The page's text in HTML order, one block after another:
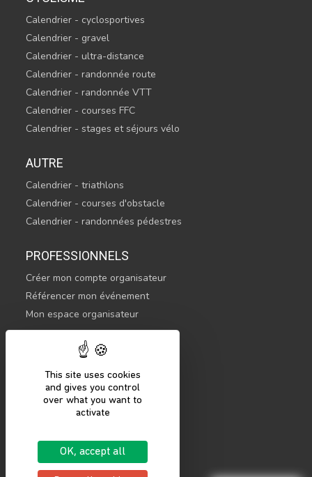
This site uses cookies
and gives you control
over what you want to
activate
OK, accept all
Calendrier - cyclosportives
Calendrier - gravel
Calendrier - ultra-distance
Calendrier - randonnée route
Calendrier - randonnée VTT
Calendrier - courses FFC
Calendrier - stages et séjours vélo
AUTRE
Calendrier - triathlons
Calendrier - courses d'obstacle
Calendrier - randonnées pédestres
PROFESSIONNELS
Créer mon compte organisateur
Référencer mon événement
Mon espace organisateur
CONTACTEZ-NOUS
COMMENCER
Se connecter
Mentions légales
Politique de confidentialité